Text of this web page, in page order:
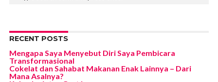
RECENT POSTS
Mengapa Saya Menyebut Diri Saya Pembicara
Transformasional
Cokelat dan Sahabat Makanan Enak Lainnya – Dari
Mana Asalnya?